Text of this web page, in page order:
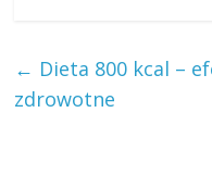
← Dieta 800 kcal –
zdrowotne